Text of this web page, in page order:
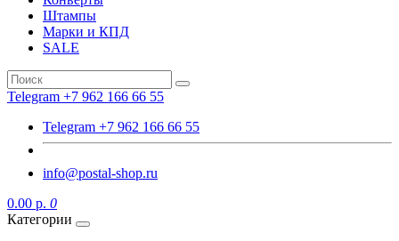
Штампы
Марки и КПД
SALE
Telegram +7 962 166 66 55
Telegram +7 962 166 66 55
info@postal-shop.ru
0.00 р. 0
Категории